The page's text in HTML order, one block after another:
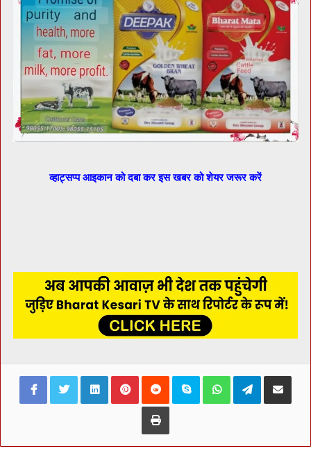
व्हाट्सप्प आइकान को दबा कर इस खबर को शेयर जरूर करें
FacebookTwitterLinkedInPinterestReddit Skype WhatsAppTelegramShare via
Print